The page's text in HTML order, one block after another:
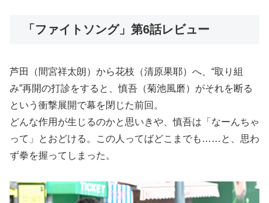
「ファイトソング」第6話レビュー
芦田（間宮祥太朗）から花枝（清原果耶）へ、“取り組
み”再開の打診をすると、慎吾（菊池風磨）がそれを断る
という衝撃展開で幕を閉じた前回。
どんな作用が生じるのかと思いきや、慎吾は「なーんちゃ
って」とおどける。この人ってばどこまでも……と、思わ
ず拳を握ってしまった。